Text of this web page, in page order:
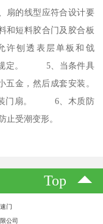
的线型应符合设计要
短料胶合门及胶合板
许刨透表层单板和戗
定。 5、当条件具
金，然后成套安装。
装门扇。 6、木质防
止受潮变形。
Top
门
公司